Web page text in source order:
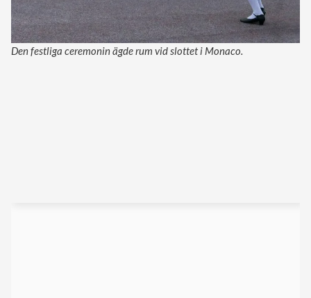
Den festliga ceremonin ägde rum vid slottet i Monaco.